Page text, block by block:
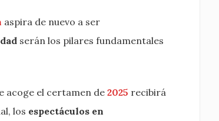
aspira de nuevo a ser
serán los pilares fundamentales
acoge el certamen de 2025 recibirá
los espectáculos en